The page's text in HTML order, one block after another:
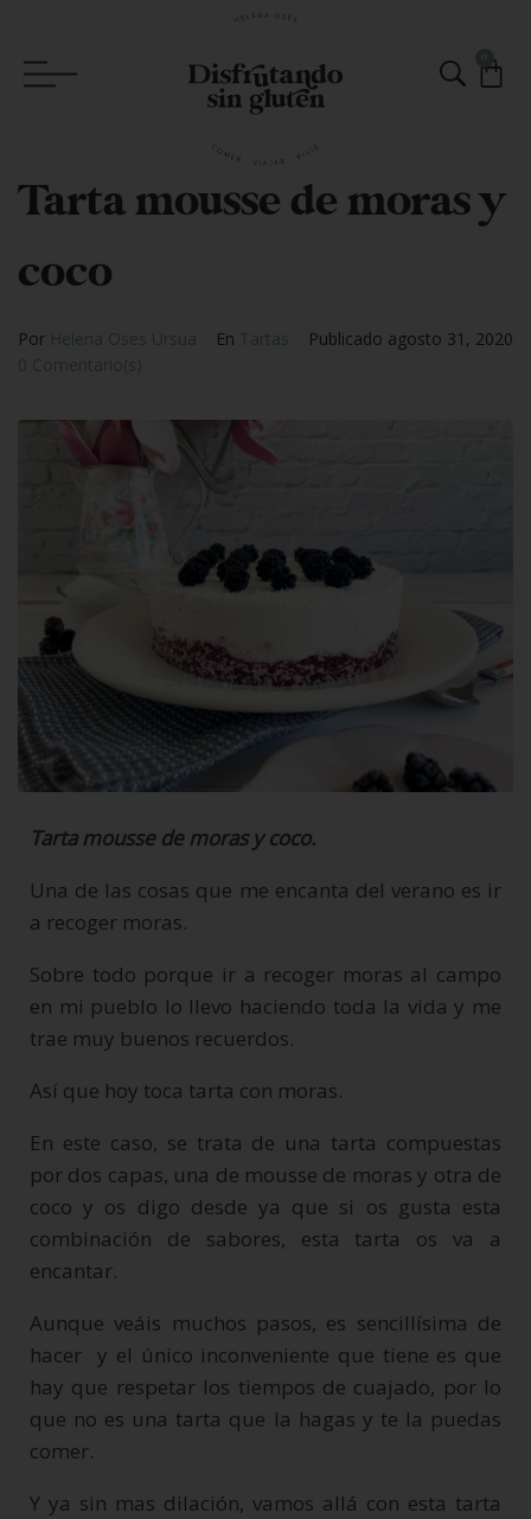
Tarta mousse de moras y
coco
Por Helena Oses Ursua En Tartas Publicado agosto 31, 2020
0 Comentario(s)
Tarta mousse de moras y coco.
Una de las cosas que me encanta del verano es ir
a recoger moras.
Sobre todo porque ir a recoger moras al campo
en mi pueblo lo llevo haciendo toda la vida y me
trae muy buenos recuerdos.
Así que hoy toca tarta con moras.
En este caso, se trata de una tarta compuestas
por dos capas, una de mousse de moras y otra de
coco y os digo desde ya que si os gusta esta
combinación de sabores, esta tarta os va a
encantar.
Aunque veáis muchos pasos, es sencillísima de
hacer y el único inconveniente que tiene es que
hay que respetar los tiempos de cuajado, por lo
que no es una tarta que la hagas y te la puedas
comer.
Y ya sin mas dilación, vamos allá con esta tarta